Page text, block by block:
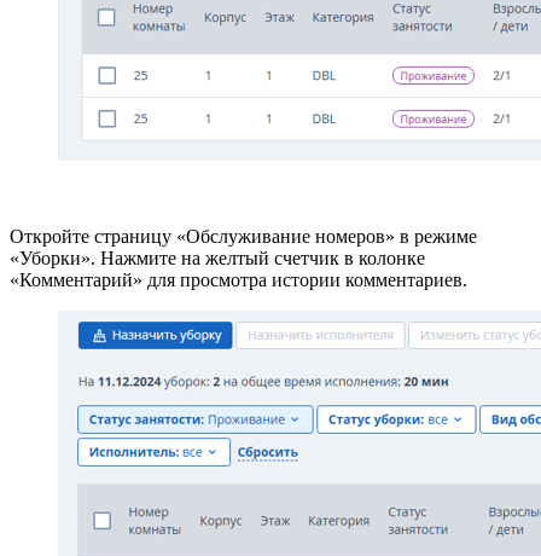
Откройте страницу «Обслуживание номеров» в режиме
«Уборки». Нажмите на желтый счетчик в колонке
«Комментарий» для просмотра истории комментариев.